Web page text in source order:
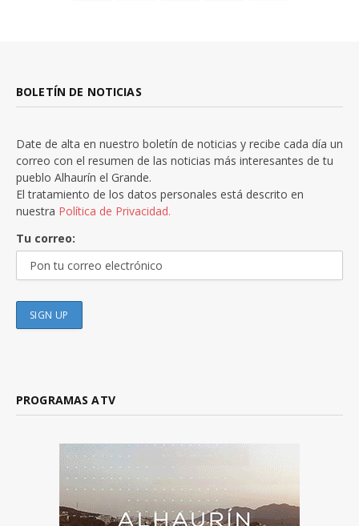
BOLETÍN DE NOTICIAS
Date de alta en nuestro boletín de noticias y recibe cada día un
correo con el resumen de las noticias más interesantes de tu
pueblo Alhaurín el Grande.
El tratamiento de los datos personales está descrito en
nuestra Política de Privacidad.
Tu correo:
PROGRAMAS ATV